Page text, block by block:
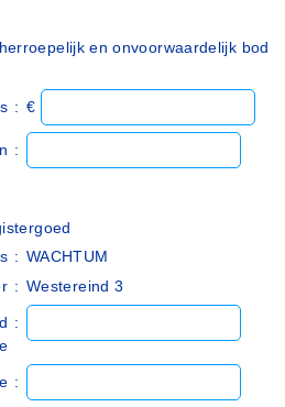
en onvoorwaardelijk bod
: €
:
: WACHTUM
: Westereind 3
:
: